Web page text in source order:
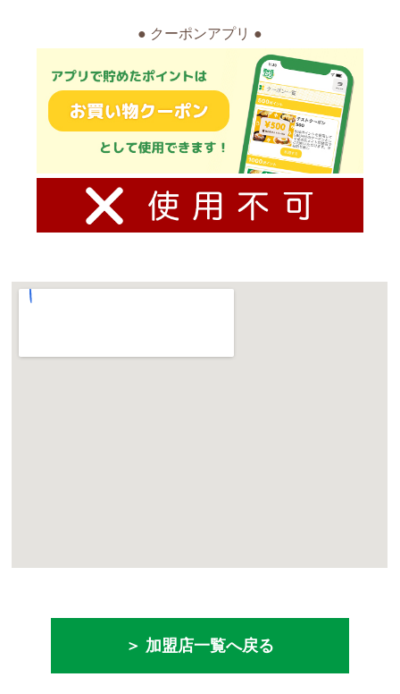
● クーポンアプリ ●
＞ 加盟店一覧へ戻る